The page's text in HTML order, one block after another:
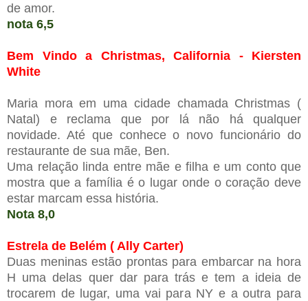
de amor.
nota 6,5
Bem Vindo a Christmas, California - Kiersten
White
Maria mora em uma cidade chamada Christmas (
Natal) e reclama que por lá não há qualquer
novidade. Até que conhece o novo funcionário do
restaurante de sua mãe, Ben.
Uma relação linda entre mãe e filha e um conto que
mostra que a família é o lugar onde o coração deve
estar marcam essa história.
Nota 8,0
Estrela de Belém ( Ally Carter)
Duas meninas estão prontas para embarcar na hora
H uma delas quer dar para trás e tem a ideia de
trocarem de lugar, uma vai para NY e a outra para